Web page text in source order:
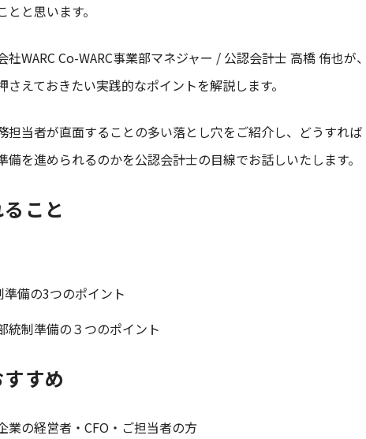
と思います。
WARC Co-WARC事業部マネジャー / 公認会計士 高橋 侑也が、
えておきたい実践的なポイントを解説します。
担当者が直面することの多い落とし穴をご紹介し、どうすれば
備を進められるのかを公認会計士の目線でお話しいたします。
こと
備の3つのポイント
統制準備の３つのポイント
すめ
業の経営者・CFO・ご担当者の方